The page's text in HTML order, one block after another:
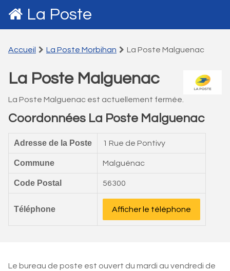
La Poste
Accueil La Poste Morbihan La Poste Malguenac
La Poste Malguenac
La Poste Malguenac est actuellement fermée.
Coordonnées La Poste Malguenac
Adresse de la Poste 1 Rue de Pontivy
Commune Malguénac
Code Postal 56300
Téléphone Afficher le téléphone
Le bureau de poste est ouvert du mardi au vendredi de